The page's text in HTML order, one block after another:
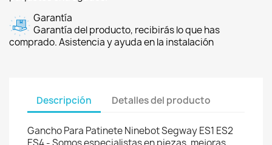
Garantía
Garantía del producto, recibirás lo que has
comprado. Asistencia y ayuda en la instalación
Descripción Detalles del producto
Gancho Para Patinete Ninebot Segway ES1 ES2